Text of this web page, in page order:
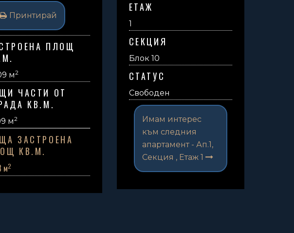
Принтирай
ПЛОЩ
м2
ЧАСТИ ОТ
КВ.М.
м2
ЗАСТРОЕНА
КВ.М.
м2
ЕТАЖ
1
СЕКЦИЯ
Блок 10
СТАТУС
Свободен
Имам интерес
към следния
апартамент - Ап.1,
Секция , Етаж 1